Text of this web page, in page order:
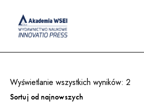
Wyświetlanie wszystkich wyników: 2